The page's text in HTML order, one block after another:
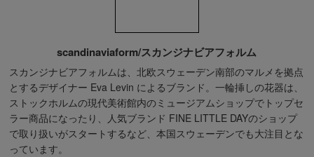
scandinaviaform/スカンジナビアフォルム
スカンジナビアフォルムは、北欧スウェーデン南部のマルメを拠点
とするデザイナー Eva Levin によるブランド。一輪挿しの花器は、
ストックホルムの現代美術館内のミュージアムショップでトップセ
ラー商品になったり、人気ブランド FINE LITTLE DAYのショップ
で取り扱いがスタートするなど、本国スウェーデンでも大注目とな
っています。